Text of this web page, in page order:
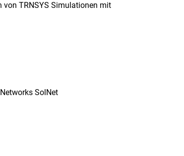
von TRNSYS Simulationen mit
SolNet